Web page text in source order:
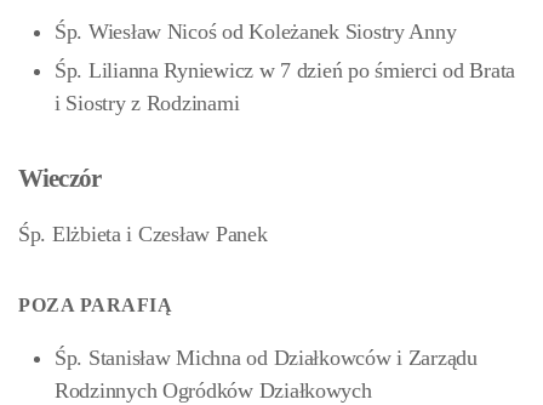
Śp. Wiesław Nicoś od Koleżanek Siostry Anny
Śp. Lilianna Ryniewicz w 7 dzień po śmierci od Brata
i Siostry z Rodzinami
Wieczór
Śp. Elżbieta i Czesław Panek
POZA PARAFIĄ
Śp. Stanisław Michna od Działkowców i Zarządu
Rodzinnych Ogródków Działkowych